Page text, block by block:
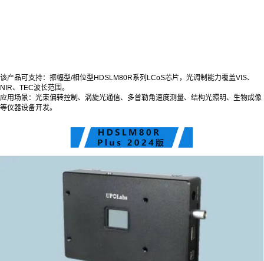
该产品可支持：振幅型/相位型HDSLM80R系列LCoS芯片，光调制能力覆盖VIS、
NIR、TEC波长范围。
应用场景：光束偏转控制、涡旋光通信、多普勒角速度测量、结构光照明、生物成像
等仪器设备开发。